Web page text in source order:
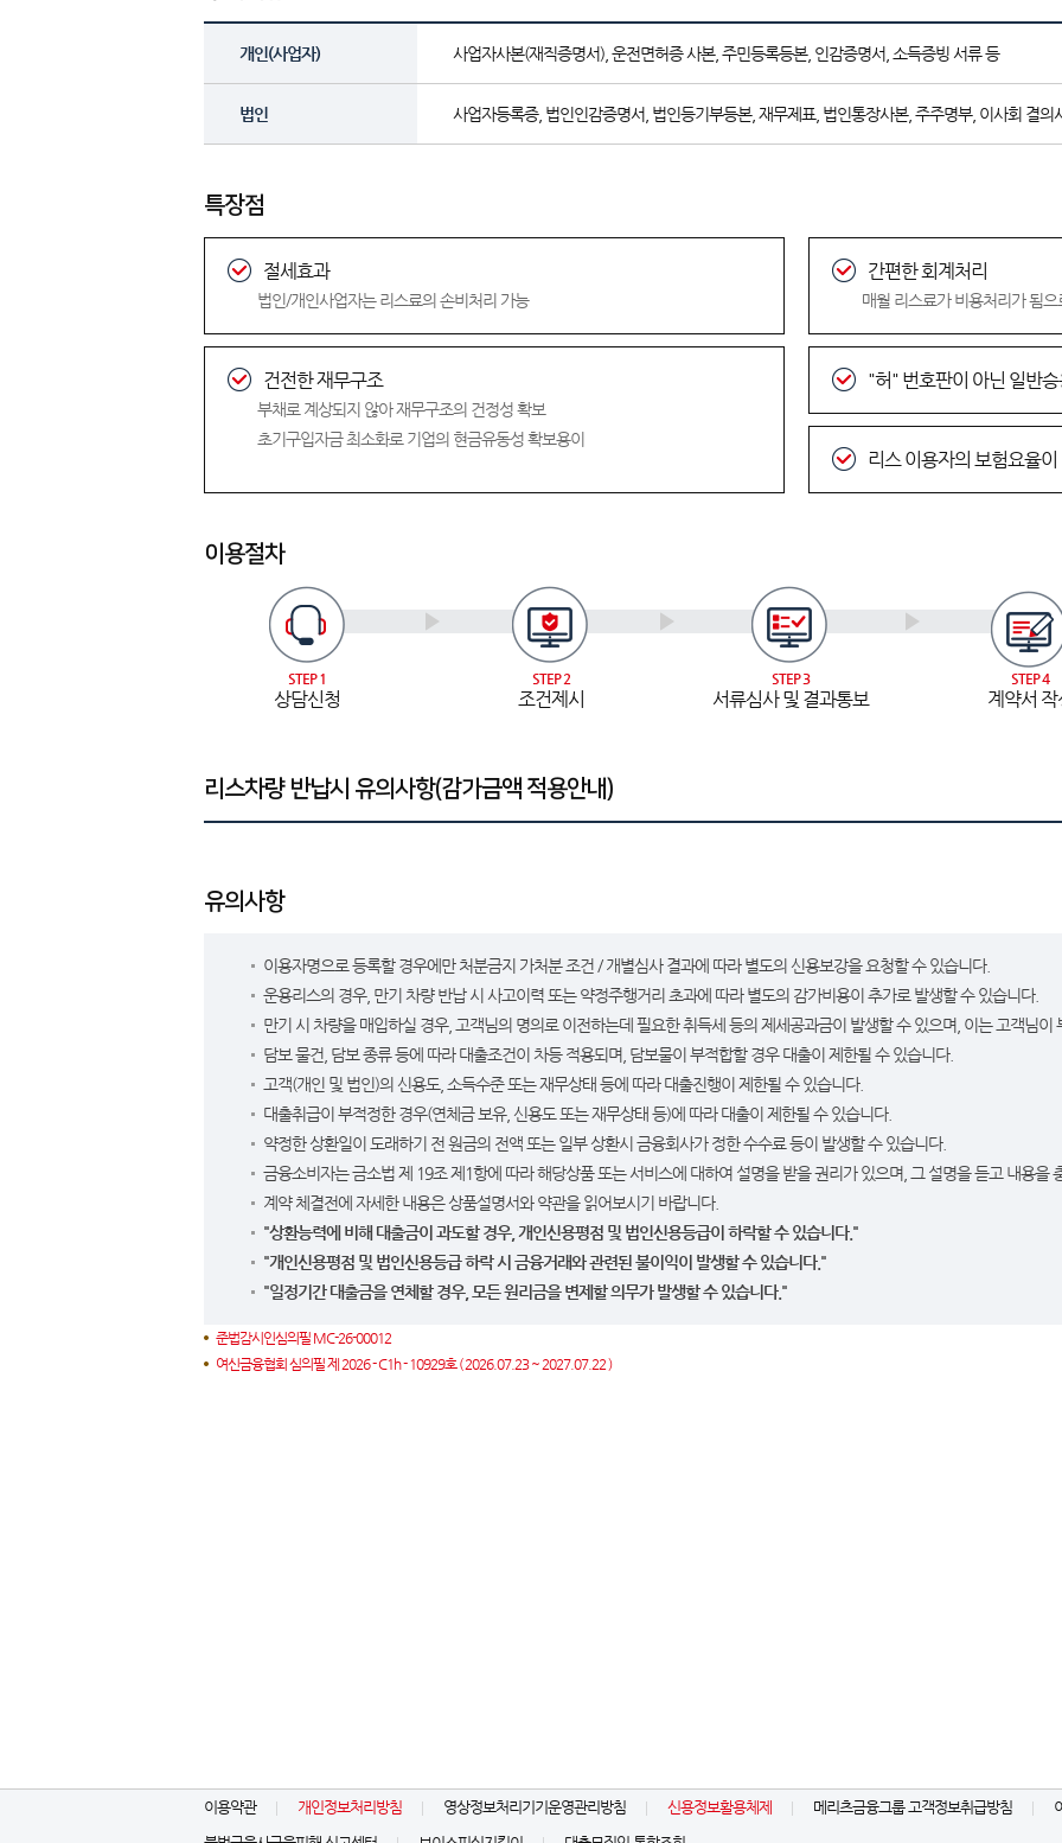
개인(사업자) 사업자사본(재직증명서), 운전면허증 사본, 주민등록등본, 인감증명서, 소득증빙 서류 등
법인 사업자등록증, 법인인감증명서, 법인등기부등본, 재무제표, 법인통장사본, 주주명부, 이사회 결의
특장점
절세효과
법인/개인사업자는 리스료의 손비처리 가능
건전한 재무구조
부채로 계상되지 않아 재무구조의 건정성 확보
초기구입자금 최소화로 기업의 현금유동성 확보용이
간편한 회계처리
매월 리스료가 비용처리가 됨
"허" 번호판이 아닌 일반
리스 이용자의 보험요율
이용절차
STEP 1
상담신청
STEP 2
조건제시
STEP 3
서류심사 및 결과통보
STEP 4
계약서 작
리스차량 반납시 유의사항(감가금액 적용안내)
유의사항
이용자명으로 등록할 경우에만 처분금지 가처분 조건 / 개별심사 결과에 따라 별도의 신용보강을 요청할 수 있습니다.
운용리스의 경우, 만기 차량 반납 시 사고이력 또는 약정주행거리 초과에 따라 별도의 감가비용이 추가로 발생할 수 있습니다.
만기 시 차량을 매입하실 경우, 고객님의 명의로 이전하는데 필요한 취득세 등의 제세공과금이 발생할 수 있으며, 이는 고객님이
담보 물건, 담보 종류 등에 따라 대출조건이 차등 적용되며, 담보물이 부적합할 경우 대출이 제한될 수 있습니다.
고객(개인 및 법인)의 신용도, 소득수준 또는 재무상태 등에 따라 대출진행이 제한될 수 있습니다.
대출취급이 부적정한 경우(연체금 보유, 신용도 또는 재무상태 등)에 따라 대출이 제한될 수 있습니다.
약정한 상환일이 도래하기 전 원금의 전액 또는 일부 상환시 금융회사가 정한 수수료 등이 발생할 수 있습니다.
금융소비자는 금소법 제 19조 제1항에 따라 해당상품 또는 서비스에 대하여 설명을 받을 권리가 있으며, 그 설명을 듣고 내용을
계약 체결전에 자세한 내용은 상품설명서와 약관을 읽어보시기 바랍니다.
"상환능력에 비해 대출금이 과도할 경우, 개인신용평점 및 법인신용등급이 하락할 수 있습니다."
"개인신용평점 및 법인신용등급 하락 시 금융거래와 관련된 불이익이 발생할 수 있습니다."
"일정기간 대출금을 연체할 경우, 모든 원리금을 변제할 의무가 발생할 수 있습니다."
준법감시인심의필 MC-26-00012
여신금융협회 심의필 제 2026 - C1h - 10929호 ( 2026.07.23 ~ 2027.07.22 )
이용약관 개인정보처리방침 영상정보처리기기운영관리방침 신용정보활용체제 메리츠금융그룹 고객정보취급방침